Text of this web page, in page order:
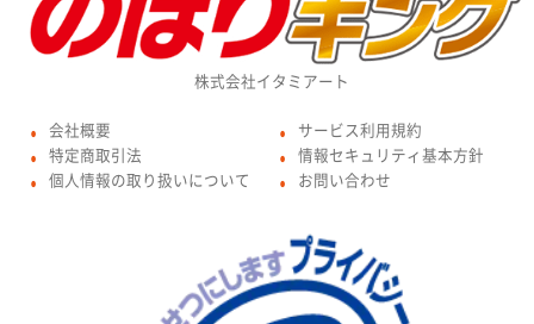
株式会社イタミアート
● 会社概要
● 特定商取引法
● 個人情報の取り扱いについて
● サービス利用規約
● 情報セキュリティ基本方針
● お問い合わせ